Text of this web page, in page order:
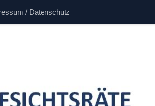
/ Datenschutz